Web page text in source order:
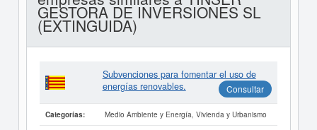
GESTORA DE INVERSIONES SL
(EXTINGUIDA)
Subvenciones para fomentar el uso de
energías renovables.
Consultar
Categorías: Medio Ambiente y Energía, Vivienda y Urbanismo